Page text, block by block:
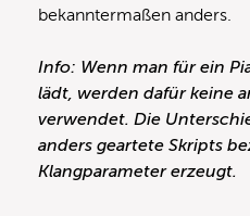
bekanntermaßen anders.
Info: Wenn man für ein
lädt, werden dafür keine
verwendet. Die
anders geartete Skripts
Klangparameter erzeugt.